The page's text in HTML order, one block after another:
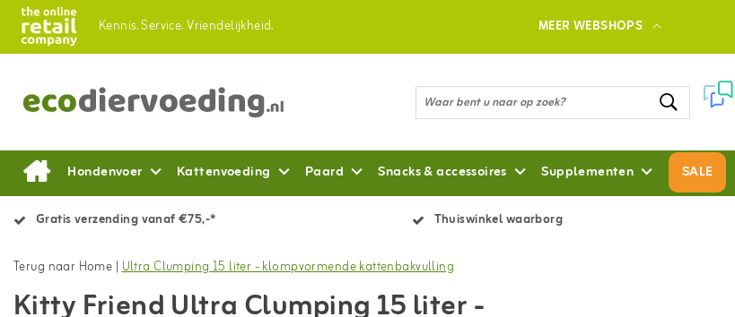
Kennis.Service.Vriendelijkheid. MEER WEBSHOPS
Hondenvoer Kattenvoeding Paard Snacks & accessoires Supplementen SALE
Gratis verzending vanaf €75,-* Thuiswinkel waarborg
Terug naar Home |Ultra Clumping 15 liter - klompvormende kattenbakvulling
Kitty Friend Ultra Clumping 15 liter -